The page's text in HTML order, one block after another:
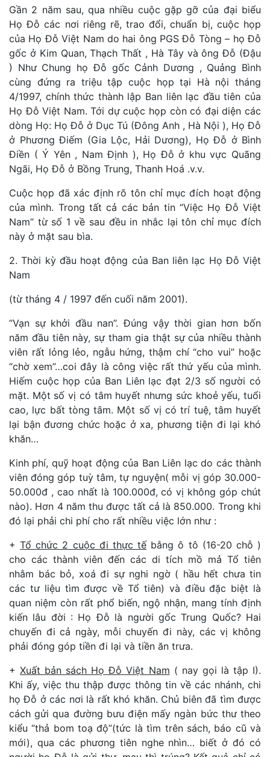
Gần 2 năm sau, qua nhiều cuộc gặp gỡ của đại biểu
Họ Đỗ các nơi riêng rẽ, trao đổi, chuẩn bị, cuộc họp
của Họ Đỗ Việt Nam do hai ông PGS Đỗ Tòng – họ Đỗ
gốc ở Kim Quan, Thạch Thất , Hà Tây và ông Đỗ (Đậu
) Như Chung họ Đỗ gốc Cảnh Dương , Quảng Bình
cùng đứng ra triệu tập cuộc họp tại Hà nội tháng
4/1997, chính thức thành lập Ban liên lạc đầu tiên của
Họ Đỗ Việt Nam. Tới dự cuộc họp còn có đại diện các
dòng Họ: Họ Đỗ ở Dục Tú (Đông Anh , Hà Nội ), Họ Đỗ
ở Phương Điếm (Gia Lộc, Hải Dương), Họ Đỗ ở Bình
Điền ( Ý Yên , Nam Định ), Họ Đỗ ở khu vực Quãng
Ngãi, Họ Đỗ ở Bồng Trung, Thanh Hoá .v.v.
Cuộc họp đã xác định rõ tôn chỉ mục đích hoạt động
của mình. Trong tất cả các bản tin “Việc Họ Đỗ Việt
Nam” từ số 1 về sau đều in nhắc lại tôn chỉ mục đích
này ở mặt sau bìa.
2. Thời kỳ đầu hoạt động của Ban liên lạc Họ Đỗ Việt
Nam
(từ tháng 4 / 1997 đến cuối năm 2001).
“Vạn sự khởi đầu nan”. Đúng vậy thời gian hơn bốn
năm đầu tiên này, sự tham gia thật sự của nhiều thành
viên rất lỏng lẻo, ngẫu hứng, thậm chí “cho vui” hoặc
“chờ xem”…coi đây là công việc rất thứ yếu của mình.
Hiếm cuộc họp của Ban Liên lạc đạt 2/3 số người có
mặt. Một số vị có tâm huyết nhưng sức khoẻ yếu, tuổi
cao, lực bất tòng tâm. Một số vị có trí tuệ, tâm huyết
lại bận đương chức hoặc ở xa, phương tiện đi lại khó
khăn…
Kinh phí, quỹ hoạt động của Ban Liên lạc do các thành
viên đóng góp tuỳ tâm, tự nguyện( mỗi vị góp 30.000-
50.000đ , cao nhất là 100.000đ, có vị không góp chút
nào). Hơn 4 năm thu được tất cả là 850.000. Trong khi
đó lại phải chi phí cho rất nhiều việc lớn như :
+Tổ chức 2 cuộc đi thực tếbằng ô tô (16-20 chỗ )
cho các thành viên đến các di tích mồ mả Tổ tiên
nhằm bác bỏ, xoá đi sự nghi ngờ ( hầu hết chưa tin
các tư liệu tìm được về Tổ tiên) và điều đặc biệt là
quan niệm còn rất phổ biến, ngộ nhận, mang tính định
kiến lâu đời : Họ Đỗ là người gốc Trung Quốc? Hai
chuyến đi cả ngày, mỗi chuyến đi này, các vị không
phải đóng góp tiền đi lại và tiền ăn trưa.
+Xuất bản sách Họ Đỗ Việt Nam ( nay gọi là tập I).
Khi ấy, việc thu thập được thông tin về các nhánh, chi
họ Đỗ ở các nơi là rất khó khăn. Chủ biên đã tìm được
cách gửi qua đường bưu điện mấy ngàn bức thư theo
kiểu “thả bom toạ độ”(tức là tìm trên sách, báo cũ và
mới), qua các phương tiên nghe nhìn… biết ở đó có